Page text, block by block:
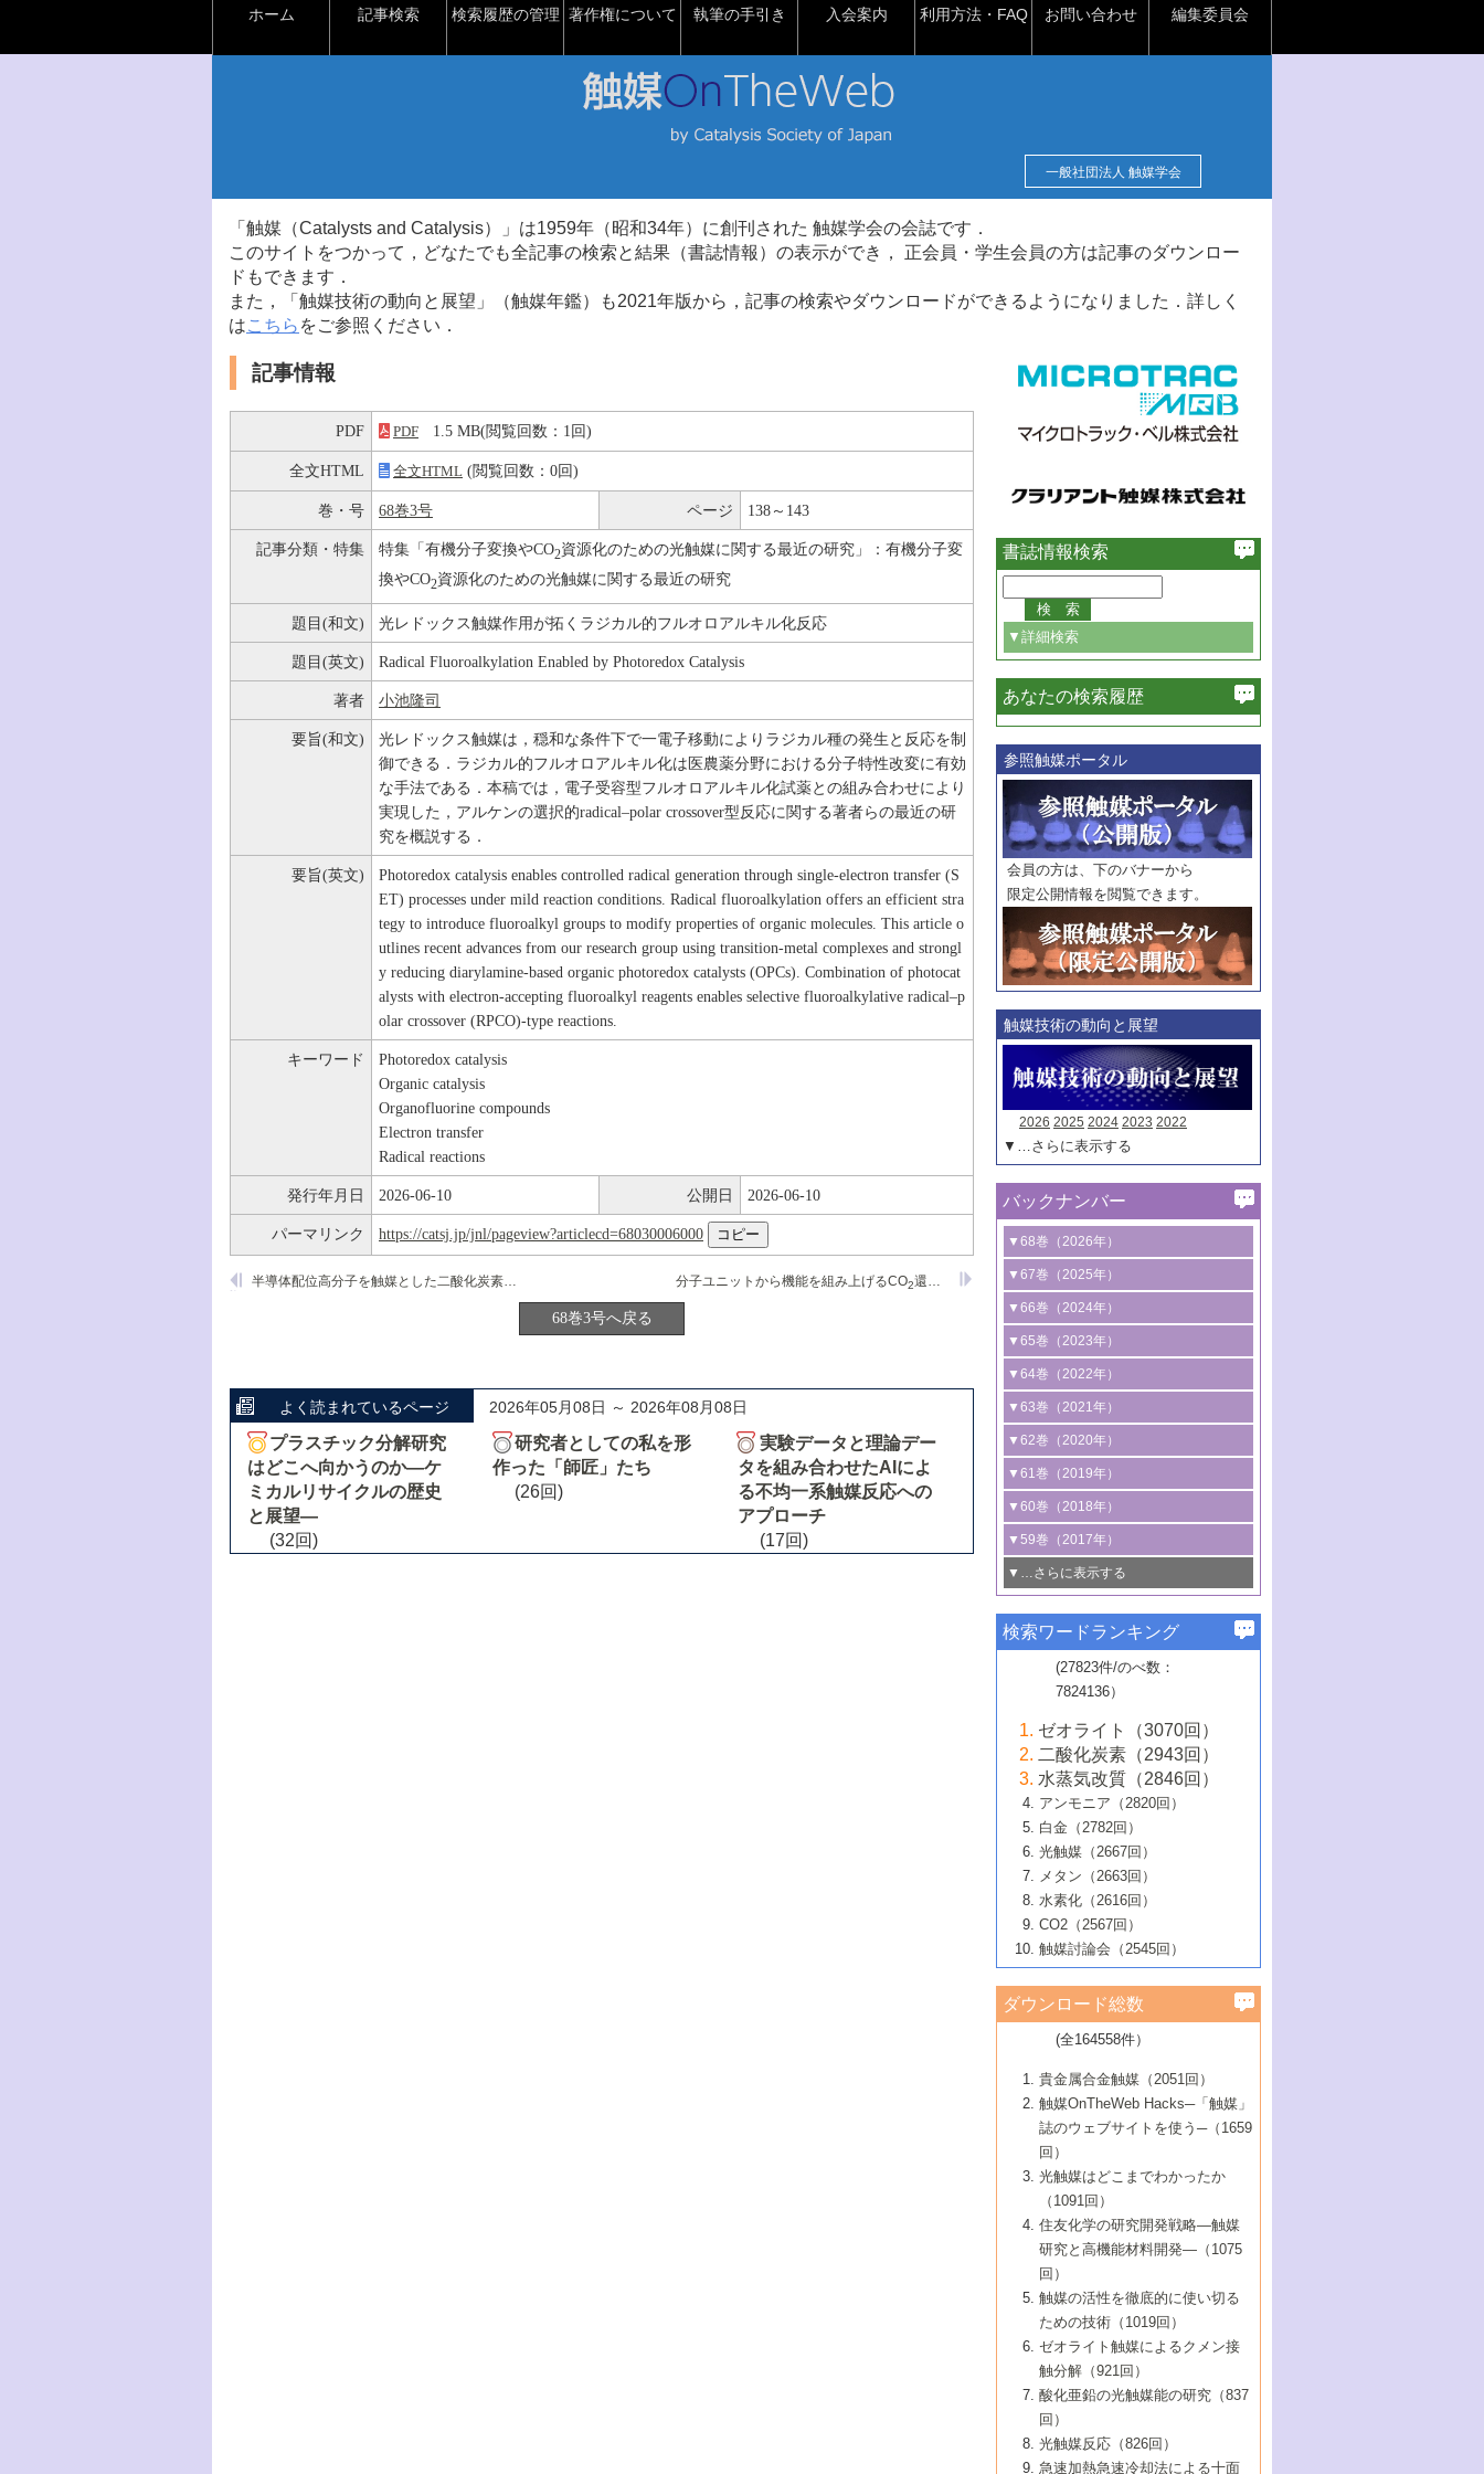
ホーム 記事検索 検索履歴の管理 著作権について 執筆の手引き 入会案内 利用方法・FAQ お問い合わせ 編集委員会
一般社団法人 触媒学会
「触媒（Catalysts and Catalysis）」は1959年（昭和34年）に創刊された 触媒学会の会誌です．
このサイトをつかって，どなたでも全記事の検索と結果（書誌情報）の表示ができ， 正会員・学生会員の方は記事のダウンロー
ドもできます．
また，「触媒技術の動向と展望」（触媒年鑑）も2021年版から，記事の検索やダウンロードができるようになりました．詳しく
はこちら をご参照ください．
記事情報
PDF PDF 1.5 MB(閲覧回数：1回)
全文HTML 全文HTML (閲覧回数：0回)
巻・号 68巻3号 ページ 138～143
記事分類・特集 特集「有機分子変換やCO2資源化のための光触媒に関する最近の研究」：有機分子変
換やCO2資源化のための光触媒に関する最近の研究
題目(和文) 光レドックス触媒作用が拓くラジカル的フルオロアルキル化反応
題目(英文) Radical Fluoroalkylation Enabled by Photoredox Catalysis
著者 小池隆司
要旨(和文)
光レドックス触媒は，穏和な条件下で一電子移動によりラジカル種の発生と反応を制
御できる．ラジカル的フルオロアルキル化は医農薬分野における分子特性改変に有効
な手法である．本稿では，電子受容型フルオロアルキル化試薬との組み合わせにより
実現した，アルケンの選択的radical–polar crossover型反応に関する著者らの最近の研
究を概説する．
要旨(英文)
Photoredox catalysis enables controlled radical generation through single-electron transfer (S
ET) processes under mild reaction conditions. Radical fluoroalkylation offers an efficient stra
tegy to introduce fluoroalkyl groups to modify properties of organic molecules. This article o
utlines recent advances from our research group using transition-metal complexes and strongl
y reducing diarylamine-based organic photoredox catalysts (OPCs). Combination of photocat
alysts with electron-accepting fluoroalkyl reagents enables selective fluoroalkylative radical–p
olar crossover (RPCO)-type reactions.
キーワード
Photoredox catalysis
Organic catalysis
Organofluorine compounds
Electron transfer
Radical reactions
発行年月日 2026-06-10 公開日 2026-06-10
パーマリンク https://catsj.jp/jnl/pageview?articlecd=68030006000
分子ユニットから機能を組み上げるCO2還元光触媒設計
半導体配位高分子を触媒とした二酸化炭素還元反応
68巻3号へ戻る
よく読まれているページ 2026年05月08日 ～ 2026年08月08日
プラスチック分解研究
はどこへ向かうのか―ケ
ミカルリサイクルの歴史
と展望―
(32回)
研究者としての私を形
作った「師匠」たち
(26回)
実験データと理論デー
タを組み合わせたAIによ
る不均一系触媒反応への
アプローチ
(17回)
書誌情報検索
▼詳細検索
必ず含む
巻・号指定
巻
号
範囲指定
巻
号～
巻
号
触媒年鑑
年度
記事種別
マーク：
マークあり
あなたの検索履歴
参照触媒ポータル
会員の方は、下のバナーから
限定公開情報を閲覧できます。
触媒技術の動向と展望
2026 2025 2024 2023 2022
▼…さらに表示する
バックナンバー
▼68巻（2026年）
1号 過酸化水素合成に関する研究動向
2号 コンピューター技術により加速する
触媒開発
3号 有機分子変換やCO 資源化のための
光触媒に関する最近の研究
B号 第137回触媒討論会（2026年）
▼67巻（2025年）
1号 CO
水素化によるグリーン燃料/グリ
ーンケミカル製造
2号 水素製造のための水分解技術に関す
る最近の研究
3号 オレフィン系樹脂の精密合成に関す
る最新技術
4号 アルコール類の効率的変換を実現す
る非貴金属触媒の研究動向
5号 ゼオライトの合成と応用における研
究動向
6号 ヘテロ接合界面
B号 第135回触媒討論会（2025年）
▼66巻（2024年）
1号 低次元ナノ構造を有する触媒材料
2号 規制反応場を活用した固体触媒研究
の新展開
3号 未踏分子変換を目指した酸化触媒プ
ロセスの最前線
4号 シンクロトロン放射光および中性子
線を利用した触媒解析技術の最先端
5号 単原子触媒
6号 参照触媒委員会からのお知らせ
B号 第133回触媒討論会（2023年）
▼65巻（2023年）
1号 炭素が関わる触媒機能
2号 プラスチックケミカルリサイクルの
ための触媒技術
3号 非酸化物系金属化合物を基盤とした
触媒材料の開発
4号 格子酸素・格子酸素欠陥を利用した
触媒反応
5号 生体触媒によるエネルギー変換反応
6号 窒素とリンの循環のための触媒・機
能性材料
▼64巻（2022年）
1号 合成ガス製造とCOを用いるケミカル
ズ合成の最新動向
2号 化学品合成のための合金触媒開発
3号 CO の排出削減および有効活用のた
めの触媒技術
4号 若手による情報発信企画～とびたて
若き触媒の研究者たち～（1）
若き触媒の研究者たち～（2）
6号 石油のノーブル・ユースを志向した
触媒技術
大学：オンライン・対面開催）
▼63巻（2021年）
1号 金触媒の新展開
2号 ペロブスカイト
3号 特殊反応場を利用した触媒的分子変
換反応
4号 多孔質材料を用いた触媒の新展開
5号 情報学的手法を用いた触媒開発
6号 カーボンニュートラルに向けた電解
技術
B号 第127回触媒討論会（2021年・オン
ライン開催(Zoom)のみ）
▼62巻（2020年）
1号 触媒設計を拓く欠陥構造のキャラク
タリゼーション
2号 機能化学品製造に資するクリーンな
触媒的酸化反応
3号 水処理のための触媒化学
4号 光触媒を用いた水分解の最新の研究
動向
5号 次世代の触媒プロセスを支えるマイ
6号 メタン転換技術の最新動向
B号 第125回触媒討論会（2020年・工学
院大学）
▼61巻（2019年）
1号 物質移動制御に着目した触媒プロセ
ス開発
2号 CO2 フリー水素サプライチェーンに
関わる触媒開発動向
3号 精密高分子合成に関する最近の研究
動向
4号 バイオマス化成品製造のための触媒
5号 固体触媒による含窒素有機化合物変
換の最前線
6号 貴金属使用量低減に向けた自動車排
ガス浄化触媒の開発
B号 第123回触媒討論会（2019年・大阪
▼60巻（2018年）
1号 固体酸触媒の最新の研究動向
2号 二酸化炭素からの有用化学品合成
3号 ナノ粒子・クラスター触媒の最前線
4号 60周年記念企画
5号 進化するゼオライト合成技術
6号 非貴金属系触媒における電気化学的
B号 第121回触媒討論会（2018年・東京
大学）
▼59巻（2017年）
1号 いたるところに，触媒
最先端技術
3号 無機分離膜材料の開発と触媒反応プ
ロセスへの適用
5号 水素のふるまいを解き明かす最先端
研究
6号 低級アルカンの有効利用のための触
媒技術
B号 第119回触媒討論会（2017年・首都
大学東京）
▼…さらに表示する
1号 ユニークな構造の高分子を生み出す触
2号 リグニンからの化成品製造に向けた触
媒技術
3号 触媒研究の最先端～とびたて若き研究
者たち～（1）
4号 触媒研究の最先端～とびたて若き研究
者たち～（2）
5号 触媒研究の最先端～とびたて若き研究
者たち～（3）
6号 イオニクス材料と燃料電池・電解合成
の最新の研究動向
B号 第117回触媒討論会（2016年・大阪府
立大学）
▼57巻（2015年）
1号 水素キャリアにかかわる触媒技術の新
2号 石油精製用触媒の最近の進展
3号 固体酸化物形燃料電池（SOFC）におけ
るアノード触媒上での燃料直接改質技術
4号 コアシェル構造の制御による触媒機能
5号 工業触媒およびその周辺技術の最近の
進歩
6号 ナノシート
B号 第115回触媒討論会（2015年・成蹊大
▼56巻（2014年）
2号 光触媒反応機構に関する最新の研究動
向
開発動向
4号 人工光合成に向けた近年のアプローチ
5号 未利用熱エネルギーの有効活用に貢献
する触媒技術
6号 ポリオキソメタレート
B号 第113回触媒討論会（2014年・ロワジ
ールホテル豊橋）
1号 高耐久性燃料電池システム用触媒にお
ける新展開
2号 リビングラジカル重合の最近の動向
3号 天然ガスの化学工業的展開に関する触
媒技術
4号 貴金属触媒の精密構造制御とその活用
5号 バイオマス化成品製造のための固体触
6号 ナノ空間─吸着状態解析から新機能開拓
B号 第111回触媒討論会（2013年・関西大
▼54巻（2012年）
1号 規則性多孔体の利用技術における最近
の進歩
2号 第109回触媒討論会
3号 貴金属低減技術の最新動向
4号 貴金属代替技術の最新動向
5号 光触媒による物質変換反応の新展開
6号 グラフェン
7号 水素を利用する化成品合成の新潮流
▼53巻（2011年）
1号 金属学から見る合金触媒の新展開
2号 第107回触媒討論会
3号 触媒のその場観察法の進歩（１）
4号 触媒のその場観察法の進歩（２）
5号 不活性結合の触媒的活性化による有機
合成
6号 新しい固体酸触媒技術
7号 ゼオライト合成における最近の進歩
▼52巻（2010年）
1号 触媒の劣化対策と長寿命触媒開発
2号 第105回触媒討論会
3号 ナノ構造が拓く新機能
4号 活性サイトおよびその環境の精密な設
計による触媒の高機能化
5号 触媒を有効に使うための技術
7号 有機分子触媒による精密有機合成
8号 高機能化ポリオレフィンに向けた重合
触媒の最近の進展
1号 炭素材料－熱い注目を集める材料－
2号 第103回触媒討論会
3号 環境浄化用光触媒の現状と課題
4号 水素社会の実現に向けた水素製造・貯
蔵技術の進歩
5号 CO2が関わる触媒・材料
7号 持続可能社会実現のための触媒および
触媒関連技術
▼50巻（2008年）
1号 触媒化学と学会のこの10年，半世紀，
そして未来
2号 第101回触媒討論会
4号 錯体を利用したユニークな表面構造の
構築と機能
5号 若手会員による触媒研究の未来展望1：
企業編
6号 第102回触媒討論会
7号 触媒・化学反応における計算化学の進
8号 若手研究者による触媒研究の未来展望
2：大学・研究所編
▼49巻（2007年）
1号 含フッ素化合物の合成と触媒
2号 第99回触媒討論会
3号 実用的ファインケミカル合成プロセス
を実現する触媒
5号 こんな物質，あんな物質―新たな触媒
の可能性―
7号 『結晶の化学』を活かした触媒研究
8号 イオン液体の応用
▼48巻（2006年）
1号 固体酸触媒の最近の進歩
2号 第97回触媒討論会
3号 リビング重合触媒の最近の展開
5号 水素製造・貯蔵のための触媒技術の新
しい展開
6号 第98回触媒討論会
7号 基礎化学品製造の触媒技術
8号 多機能型リアクター
1号 最近の触媒担体とその効果
2号 第95回触媒討論会
4号 水分解用光触媒材料
5号 時間分解分光の進歩と応用
6号 第96回触媒討論会
8号 超臨界流体を用いた化学プロセスの新
▼46巻（2004年）
1号 部分酸化反応触媒の最前線
2号 第93回触媒討論会
3号 特殊エネルギー場の触媒反応
4号 生体内における金属の触媒作用
5号 ファインケミカルズの展開に寄与する
6号 第94回触媒討論会
7号 サブナノレベルでみた新しい表面現象
8号 オレフィン重合触媒の新たな展
▼45巻（2003年）
1号 なぜこの触媒が良いのか？
2号 第91回触媒討論会
3号 最近の自動車排ガス処理技術
4号 触媒研究の現状と将来─第90回触媒討論
5号 基礎化学品製造の触媒技術
6号 第92回触媒討論会
7号 基礎化学品製造の触媒技術
8号 資源の循環と触媒技術
▼44巻（2002年）
1号 高次制御された触媒の化学
2号 第89回触媒討論会
3号 触媒を利用した電気化学の新展開
4号 ナノ材料の調製と機能化
5号 こんな触媒が欲しい
6号 第90回触媒討論会
7号 触媒研究と学術雑誌/情報
8号 若い世代からみた触媒化学の現状と未
▼43巻（2001年）
1号 グリーンケミストリーと触媒
2号 第87回触媒討論会特集号
3号 生体触媒とバイオプロセス
4号 水素製造・利用の触媒化学
5号 触媒研究における新しい切り口：コン
ビナトリアルケミストリー
6号 第88回触媒討論会特集号
7号 企業における触媒研究のブレークスル
8号 この材料を触媒として使ってみません
▼42巻（2000年）
1号 触媒反応工学の明日を拓く
2号 第85回触媒討論会
3号 反応ダイナミクス
5号 触媒のおもしろさをどのように伝える
6号 第86回触媒討論会
7号 水素化精製触媒の新しい展開
8号 新しい反応性と機能性を目指した金属
クラスタ-化学
▼41巻（1999年）
1号 孔、穴、あな?-特異な空間とその利用-
2号 第83回触媒討論会
3号 均一系触媒反応最前線
4号 実用炭素材料の新展開
5号 研究の方法論を考える
7号 機能性金属材料と触媒
8号 触媒研究へのNMRの応用と展望
▼40巻（1998年）
進展と21世紀への提言/創立40周年記念・触
媒学会この10年の歩みとこれから/創立40周
2号 第81回触媒討論会
3号 計算機触媒化学へのさそい
4号 触媒劣化の制御と予測
5号 最新の実用プロセスと触媒
6号 第82回触媒討論会
1号 均一系と不均一系触媒反応-その特徴と
接点
2号 第79回触媒討論会
3号 最新NO除去触媒の実用化研究
4号 新しい反応場を目指した触媒調製
5号 反応・分離技術の新しい展開
6号 第80回触媒討論会
▼38巻（1996年）
1号 触媒の構造と触媒作用/C1化学を中心と
する21世紀への触媒
3号 オリンピックメダル:金・銀・銅はどん
な触媒作用を示すか
4号 触媒作用における機能の複合化
▼37巻（1995年）
1号 ファインケミカルズと固体触媒
2号 第75回触媒討論会
3号 希土類を利用した触媒
4号 触媒とリサイクル
5号 エネルギー変換触媒
▼36巻（1994年）
1号 電気化学と触媒
2号 第73回触媒討論会
3号 C4化学の展開
4号 《通常号》
▼35巻（1993年）
1号 工業触媒開発マニュアル―探索から工
業化まで
2号 第71回触媒討論会
▼34巻（1992年）
1号 インパクトを与えたこの研究
2号 第69回触媒討論会
▼33巻（1991年）
1号 触媒プロセス開発マニュアル―探索か
▼32巻（1990年）
検索ワードランキング
(27823件/のべ数：
7824136）
ゼオライト（3070回）
二酸化炭素（2943回）
水蒸気改質（2846回）
アンモニア（2820回）
白金（2782回）
光触媒（2667回）
メタン（2663回）
水素化（2616回）
CO2（2567回）
触媒討論会（2545回）
ダウンロード総数
(全164558件）
貴金属合金触媒（2051回）
触媒OnTheWeb Hacks─「触媒」
誌のウェブサイトを使う─（1659
回）
光触媒はどこまでわかったか
（1091回）
住友化学の研究開発戦略―触媒
研究と高機能材料開発―（1075
回）
触媒の活性を徹底的に使い切る
ための技術（1019回）
ゼオライト触媒によるクメン接
触分解（921回）
酸化亜鉛の光触媒能の研究（837
回）
光触媒反応（826回）
急速加熱急速冷却法による十面